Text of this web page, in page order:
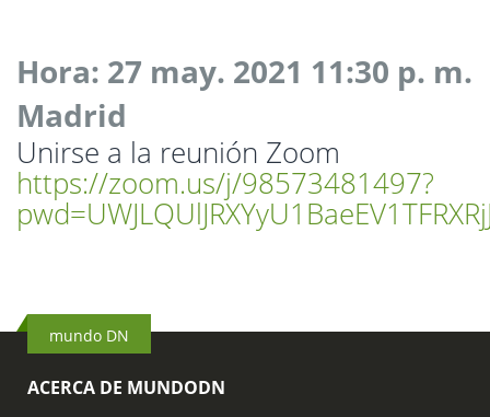
Hora: 27 may. 2021 11:30 p. m.
Madrid
Unirse a la reunión Zoom
https://zoom.us/j/98573481497?
mundo DN
ACERCA DE MUNDODN